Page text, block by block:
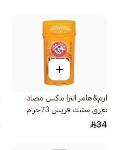
+
ارم&هامر الترا ماكس مضاد
تعرق ستيك فريش 73جرام
34